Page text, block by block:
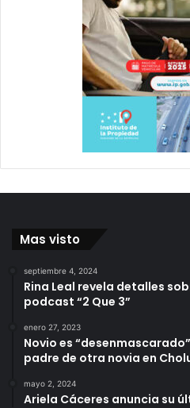
Mas visto
septiembre 4, 2024
Rina Leal revela detalles
podcast “2 Que 3”
enero 27, 2023
Novio es
padre de otra novia en
mayo 2, 2024
Ariela Cáceres anuncia su